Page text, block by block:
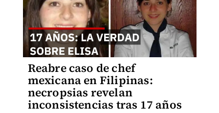
Reabre caso de chef
mexicana en Filipinas:
necropsias revelan
inconsistencias tras 17 años